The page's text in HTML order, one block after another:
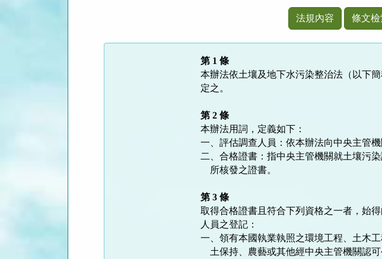
功
法規內容 條文檢
第 1 條
本辦法依土壤及地下水污染整治法（以下
定之。
第 2 條
本辦法用詞，定義如下：
一、評估調查人員：依本辦法向中央主管機
二、合格證書：指中央主管機關就土壤污
第 3 條
取得合格證書且符合下列資格之一者，始
人員之登記：
一、領有本國執業執照之環境工程、土木